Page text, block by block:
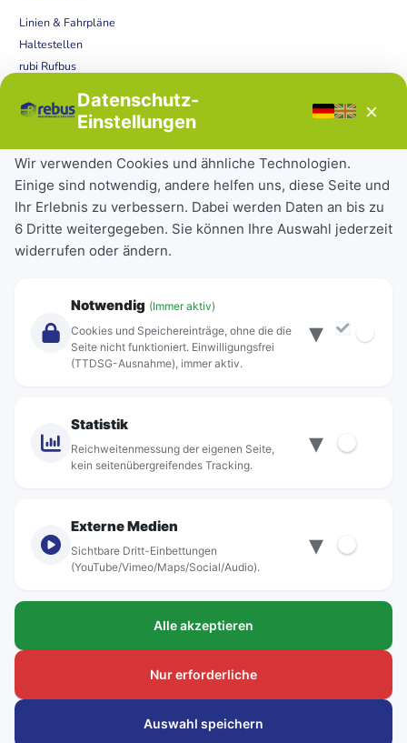
Linien & Fahrpläne
Haltestellen
rubi Rufbus
Störungen
Tickets & Tarife
Deutschlandticket
Schülerkarte
Einzeltickets
Abonnements
Über Rebus
Standorte
© rebus Regionalbus Rostock GmbH
Datenschutz-
Einstellungen
×
Wir verwenden Cookies und ähnliche Technologien.
Einige sind notwendig, andere helfen uns, diese Seite und
Ihr Erlebnis zu verbessern. Dabei werden Daten an bis zu
6 Dritte weitergegeben. Sie können Ihre Auswahl jederzeit
widerrufen oder ändern.
Notwendig (Immer aktiv)
Cookies und Speichereinträge, ohne die die
Seite nicht funktioniert. Einwilligungsfrei
(TTDSG-Ausnahme), immer aktiv.
▾
Statistik
Reichweitenmessung der eigenen Seite,
kein seitenübergreifendes Tracking.
▾
Externe Medien
Sichtbare Dritt-Einbettungen
(YouTube/Vimeo/Maps/Social/Audio).
▾
Alle akzeptieren
Nur erforderliche
Auswahl speichern